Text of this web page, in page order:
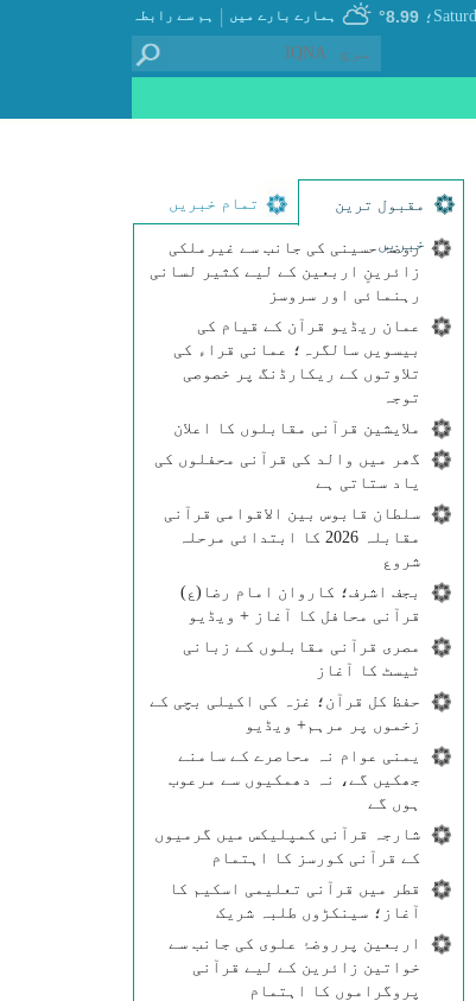
ہم سے رابطہ | ہمارے بارے میں ؛ 8.99°
مقبول ترین
خبریں
تمام خبریں
روضۂ حسینی کی جانب سے غیرملکی
زائرینِ اربعین کے لیے کثیر لسانی
رہنمائی اور سروسز
عمان ریڈیو قرآن کے قیام کی
بیسویں سالگرہ؛ عمانی قراء کی
تلاوتوں کے ریکارڈنگ پر خصوصی
توجہ
ملایشین قرآنی مقابلوں کا اعلان
گھر میں والد کی قرآنی محفلوں کی
یاد ستاتی ہے
سلطان قابوس بین الاقوامی قرآنی
مقابلہ 2026 کا ابتدائی مرحلہ
شروع
بجف اشرف؛ کاروان امام رضا(ع)
قرآنی محافل کا آغاز + ویڈیو
مصری قرآنی مقابلوں کے زبانی
ٹیسٹ کا آغاز
حفظ کل قرآن؛ غزہ کی اکیلی بچی کے
زخموں پر مرہم+ ویڈیو
یمنی عوام نہ محاصرے کے سامنے
جھکیں گے، نہ دھمکیوں سے مرعوب
ہوں گے
شارجہ قرآنی کمپلیکس میں گرمیوں
کے قرآنی کورسز کا اہتمام
قطر میں قرآنی تعلیمی اسکیم کا
آغاز؛ سینکڑوں طلبہ شریک
اربعین پرروضۂ علوی کی جانب سے
خواتین زائرین کے لیے قرآنی
پروگراموں کا اہتمام